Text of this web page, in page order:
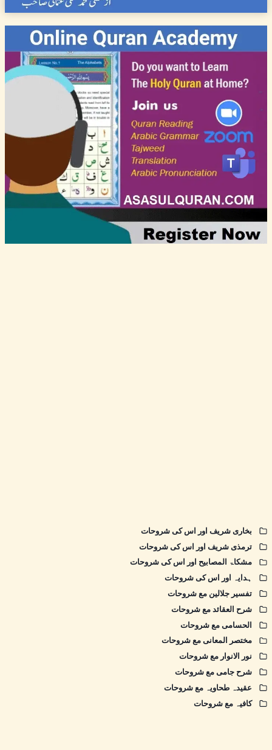
بخاری شریف اور اس کی شروحات
ترمذی شریف اور اس کی شروحات
مشکاۃ المصابیح اور اس کی شروحات
ہدایہ اور اس کی شروحات
تفسیر جلالین مع شروحات
شرح العقائد مع شروحات
الحسامی مع شروحات
مختصر المعانی مع شروحات
نور الانوار مع شروحات
شرح جامی مع شروحات
عقیدہ طحاویہ مع شروحات
کافیہ مع شروحات